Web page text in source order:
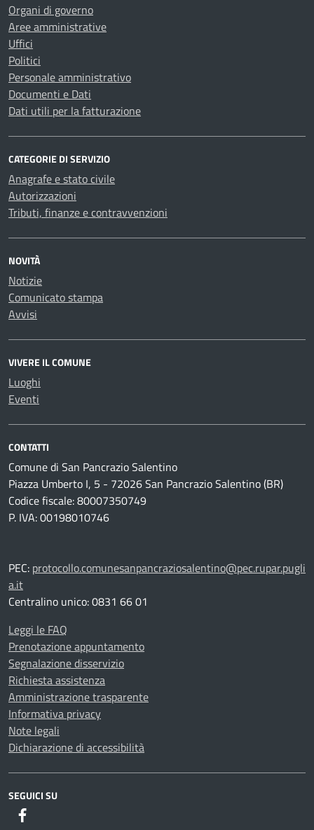
Organi di governo
Aree amministrative
Uffici
Politici
Personale amministrativo
Documenti e Dati
Dati utili per la fatturazione
CATEGORIE DI SERVIZIO
Anagrafe e stato civile
Autorizzazioni
Tributi, finanze e contravvenzioni
NOVITÀ
Notizie
Comunicato stampa
Avvisi
VIVERE IL COMUNE
Luoghi
Eventi
CONTATTI
Comune di San Pancrazio Salentino
Piazza Umberto I, 5 - 72026 San Pancrazio Salentino (BR)
Codice fiscale: 80007350749
P. IVA: 00198010746
PEC: protocollo.comunesanpancraziosalentino@pec.rupar.pugli
a.it
Centralino unico: 0831 66 01
Leggi le FAQ
Prenotazione appuntamento
Segnalazione disservizio
Richiesta assistenza
Amministrazione trasparente
Informativa privacy
Note legali
Dichiarazione di accessibilità
SEGUICI SU